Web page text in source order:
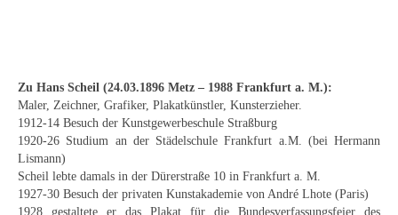
Curt Wittenbecher
Weitere Künstler nach 1945
Autographen / Dokumente
Zu Hans Scheil (24.03.1896 Metz – 1988 Frankfurt a. M.):
Maler, Zeichner, Grafiker, Plakatkünstler, Kunsterzieher.
1912-14 Besuch der Kunstgewerbeschule Straßburg
1920-26 Studium an der Städelschule Frankfurt a.M. (bei Hermann
Lismann)
Scheil lebte damals in der Dürerstraße 10 in Frankfurt a. M.
1927-30 Besuch der privaten Kunstakademie von André Lhote (Paris)
1928 gestaltete er das Plakat für die Bundesverfassungsfeier des